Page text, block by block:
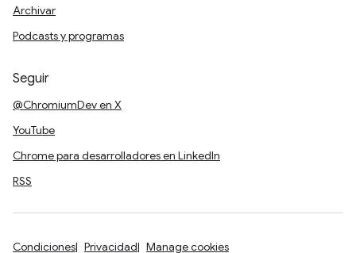
Archivar
Podcasts y programas
Seguir
@ChromiumDev en X
YouTube
Chrome para desarrolladores en LinkedIn
RSS
Condiciones Privacidad Manage cookies